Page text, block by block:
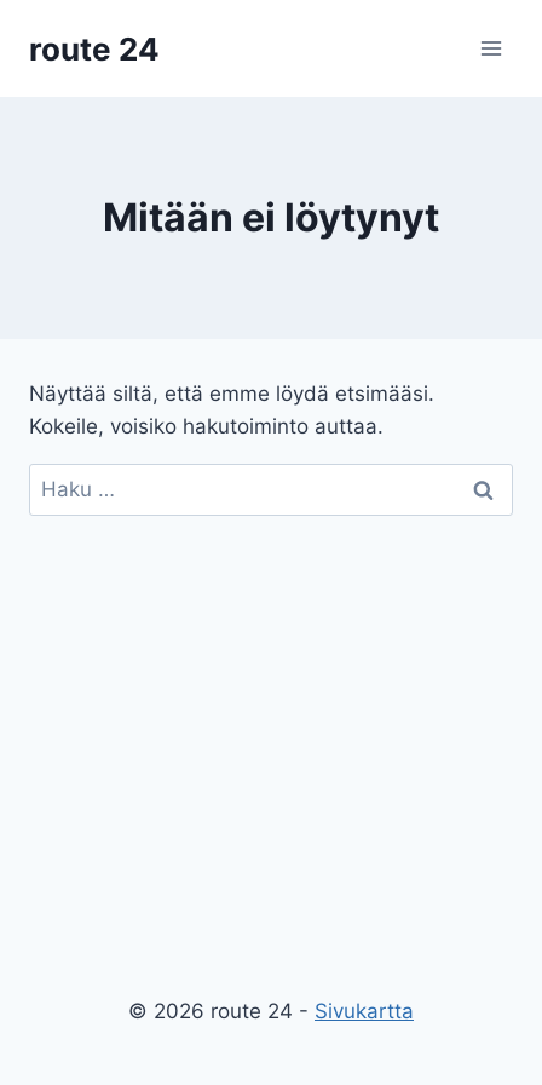
sisältöön
route 24
Mitään ei löytynyt
Näyttää siltä, että emme löydä etsimääsi.
Kokeile, voisiko hakutoiminto auttaa.
Haku:
© 2026 route 24 - Sivukartta